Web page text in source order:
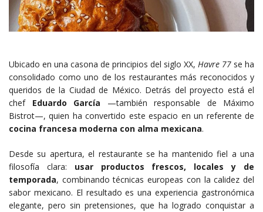
Ubicado en una casona de principios del siglo XX, Havre 77 se ha
consolidado como uno de los restaurantes más reconocidos y
queridos de la Ciudad de México. Detrás del proyecto está el
chef Eduardo García —también responsable de Máximo
Bistrot—, quien ha convertido este espacio en un referente de
cocina francesa moderna con alma mexicana.
Desde su apertura, el restaurante se ha mantenido fiel a una
filosofía clara: usar productos frescos, locales y de
temporada, combinando técnicas europeas con la calidez del
sabor mexicano. El resultado es una experiencia gastronómica
elegante, pero sin pretensiones, que ha logrado conquistar a